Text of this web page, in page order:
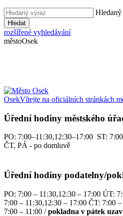
Hledat
rozšířené vyhledávání
městoOsek
OsekVítejte na oficiálních stránkách
Úřední hodiny městského
PO: 7:00–11:30,12:30–17:00 ST:
ČT, PÁ - po domluvě
Úřední hodiny podatelny/
PO: 7:00 – 11:30,12:30 – 17:00 ÚT:
7:00 – 11:30,12:30 – 17:00 ČT: 7:00
7:00 – 11:00 /pokladna v pátek